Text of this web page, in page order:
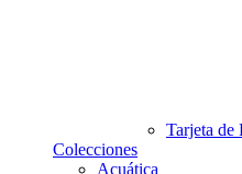
Tarjeta de
Colecciones
Acuática